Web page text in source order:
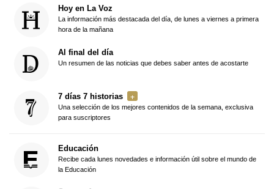
Hoy en La Voz
La información más destacada del día, de lunes a viernes a primera
hora de la mañana
Al final del día
Un resumen de las noticias que debes saber antes de acostarte
7 días 7 historias
Una selección de los mejores contenidos de la semana, exclusiva
para suscriptores
Educación
Recibe cada lunes novedades e información útil sobre el mundo de
la Educación